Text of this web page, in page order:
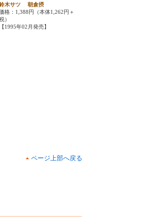
木サツ 朝倉摂
格：1,388円（本体1,262円＋
）
【1995年02月発売】
ページ上部へ戻る